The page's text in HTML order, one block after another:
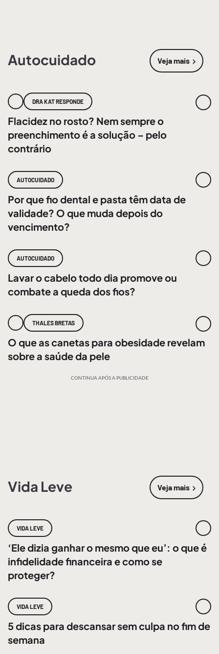
Autocuidado Veja mais
sobre
DRA KAT RESPONDE
Flacidez no rosto? Nem sempre o
preenchimento é a solução – pelo
contrário
AUTOCUIDADO
Por que fio dental e pasta têm data de
validade? O que muda depois do
vencimento?
AUTOCUIDADO
Lavar o cabelo todo dia promove ou
combate a queda dos fios?
THALES BRETAS
O que as canetas para obesidade revelam
sobre a saúde da pele
CONTINUA APÓS A PUBLICIDADE
Vida Leve Veja mais
sobre Vida
VIDA LEVE
‘Ele dizia ganhar o mesmo que eu’: o que é
infidelidade financeira e como se
proteger?
VIDA LEVE
5 dicas para descansar sem culpa no fim de
semana